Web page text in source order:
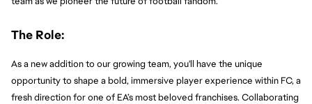
The Role:
As a new addition to our growing team, you'll have the unique
opportunity to shape a bold, immersive player experience within FC, a
fresh direction for one of EA’s most beloved franchises. Collaborating